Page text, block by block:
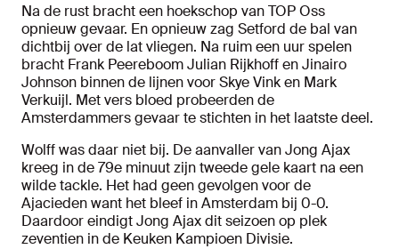
Na de rust bracht een hoekschop van TOP Oss
opnieuw gevaar. En opnieuw zag Setford de bal van
dichtbij over de lat vliegen. Na ruim een uur spelen
bracht Frank Peereboom Julian Rijkhoff en Jinairo
Johnson binnen de lijnen voor Skye Vink en Mark
Verkuijl. Met vers bloed probeerden de
Amsterdammers gevaar te stichten in het laatste deel.
Wolff was daar niet bij. De aanvaller van Jong Ajax
kreeg in de 79e minuut zijn tweede gele kaart na een
wilde tackle. Het had geen gevolgen voor de
Ajacieden want het bleef in Amsterdam bij 0-0.
Daardoor eindigt Jong Ajax dit seizoen op plek
zeventien in de Keuken Kampioen Divisie.